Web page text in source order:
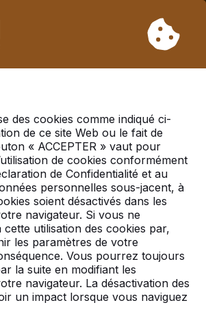
33. Veuillez donc tenir compte des
de livraison plus longs.
des cookies comme indiqué ci-
de ce site Web ou le fait de
« ACCEPTER » vaut pour
de cookies conformément
de Confidentialité et au
personnelles sous-jacent, à
soient désactivés dans les
navigateur. Si vous ne
utilisation des cookies par,
les paramètres de votre
Vous pourrez toujours
la suite en modifiant les
navigateur. La désactivation des
un impact lorsque vous naviguez
nique